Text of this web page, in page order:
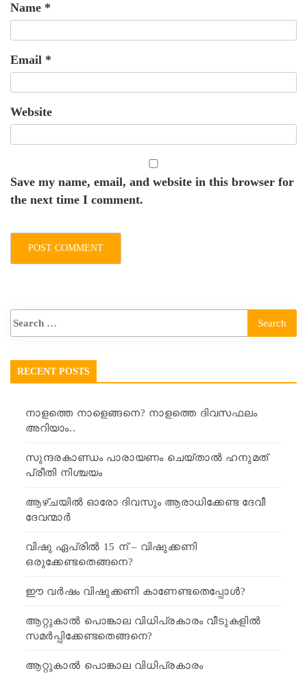
Name *
Email *
Website
Save my name, email, and website in this browser for
the next time I comment.
RECENT POSTS
നാളത്തെ നാളെങ്ങനെ? നാളത്തെ ദിവസഫലം
അറിയാം..
സുന്ദരകാണ്ഡം പാരായണം ചെയ്താൽ ഹനുമത്
പ്രീതി നിശ്ചയം
ആഴ്ചയിൽ ഓരോ ദിവസും ആരാധിക്കേണ്ട ദേവീ
ദേവന്മാർ
വിഷു ഏപ്രിൽ 15 ന് – വിഷുക്കണി
ഒരുക്കേണ്ടതെങ്ങനെ?
ഈ വർഷം വിഷുക്കണി കാണേണ്ടതെപ്പോൾ?
ആറ്റുകാൽ പൊങ്കാല വിധിപ്രകാരം വീടുകളിൽ
സമർപ്പിക്കേണ്ടതെങ്ങനെ?
ആറ്റുകാൽ പൊങ്കാല വിധിപ്രകാരം